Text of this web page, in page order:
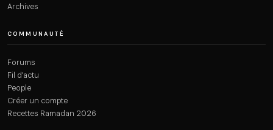
Archives
COMMUNAUTÉ
Forums
Fil d’actu
People
Créer un compte
Recettes Ramadan 2026